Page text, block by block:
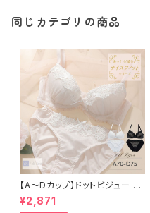
同じカテゴリの商品
【A〜Dカップ】ドットビジュー ブ
ラ＆ショーツ
¥2,871